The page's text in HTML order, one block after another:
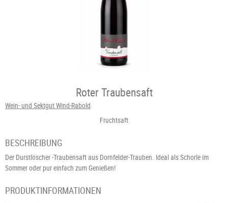
Roter Traubensaft
Wein- und Sektgut Wind-Rabold
Fruchtsaft
BESCHREIBUNG
Der Durstlöscher -Traubensaft aus Dornfelder-Trauben. Ideal als Schorle im
Sommer oder pur einfach zum Genießen!
PRODUKTINFORMATIONEN